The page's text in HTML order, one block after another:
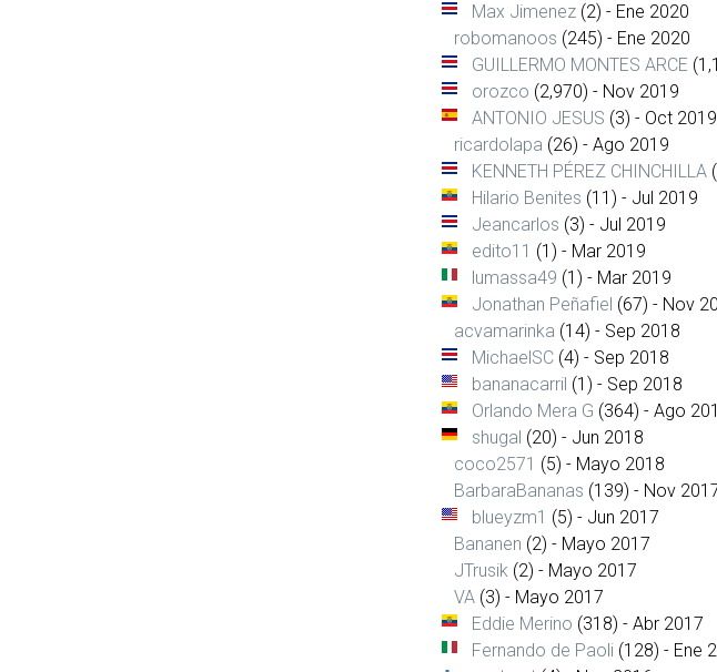
Max Jimenez (2) - Ene 2020
robomanoos (245) - Ene 2020
GUILLERMO MONTES ARCE
orozco (2,970) - Nov 2019
ANTONIO JESUS (3) - Oct 2019
ricardolapa (26) - Ago 2019
KENNETH PÉREZ CHINCHILLA
Hilario Benites (11) - Jul 2019
Jeancarlos (3) - Jul 2019
edito11 (1) - Mar 2019
lumassa49 (1) - Mar 2019
Jonathan Peñafiel (67) - Nov
acvamarinka (14) - Sep 2018
MichaelSC (4) - Sep 2018
bananacarril (1) - Sep 2018
Orlando Mera G (364) - Ago
shugal (20) - Jun 2018
coco2571 (5) - Mayo 2018
BarbaraBananas (139) - Nov
blueyzm1 (5) - Jun 2017
Bananen (2) - Mayo 2017
JTrusik (2) - Mayo 2017
VA (3) - Mayo 2017
Eddie Merino (318) - Abr 2017
Fernando de Paoli (128) - Ene